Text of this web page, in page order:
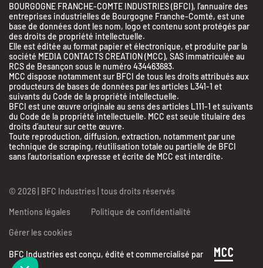
BOURGOGNE FRANCHE-COMTE INDUSTRIES (BFCI), l’annuaire des
entreprises industrielles de Bourgogne Franche-Comté, est une
base de données dont les nom, logo et contenu sont protégés par
des droits de propriété intellectuelle.
Elle est éditée au format papier et électronique, et produite par la
société MEDIA CONTACTS CREATION (MCC), SAS immatriculée au
RCS de Besançon sous le numéro 434463683.
MCC dispose notamment sur BFCI de tous les droits attribués aux
producteurs de bases de données par les articles L341-1 et
suivants du Code de la propriété intellectuelle.
BFCI est une œuvre originale au sens des articles L111-1 et suivants
du Code de la propriété intellectuelle. MCC est seule titulaire des
droits d’auteur sur cette œuvre.
Toute reproduction, diffusion, extraction, notamment par une
technique de scraping, réutilisation totale ou partielle de BFCI
sans l’autorisation expresse et écrite de MCC est interdite.
© 2026 | BFC Industries | tous droits réservés
Mentions légales Politique de confidentialité
Gérer les cookies
BFC Industries est conçu, édité et commercialisé par
BFC Industries
Utilise des Cookies
On a attendu d'être sûrs que le contenu de ce site vous intéresse avant de
visite...
Consentements certifiés par